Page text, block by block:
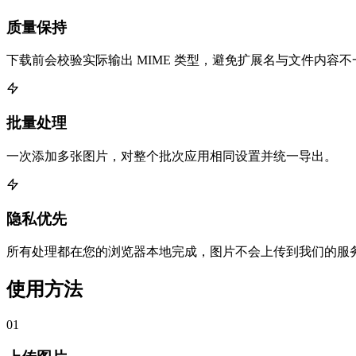
质量保持
下载前会校验实际输出 MIME 类型，避免扩展名与文件内容不
批量处理
一次添加多张图片，对整个批次应用相同设置并统一导出。
隐私优先
所有处理都在您的浏览器本地完成，图片不会上传到我们的服
使用方法
01